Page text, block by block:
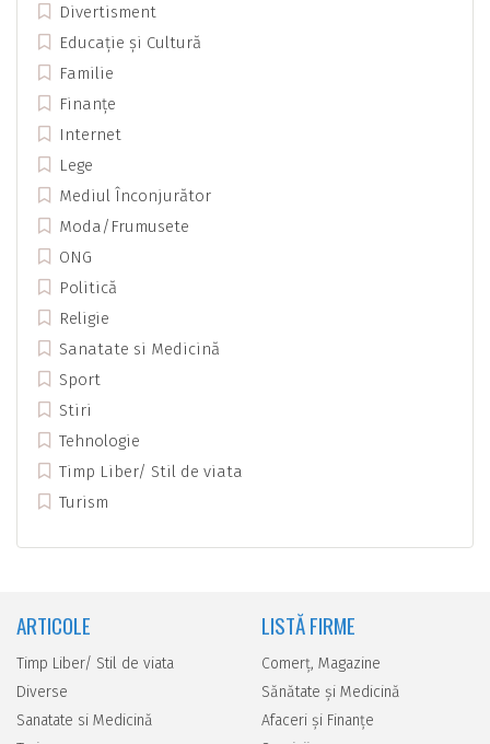
Divertisment
Educație și Cultură
Familie
Finanțe
Internet
Lege
Mediul Înconjurător
Moda/Frumusete
ONG
Politică
Religie
Sanatate si Medicină
Sport
Stiri
Tehnologie
Timp Liber/ Stil de viata
Turism
ARTICOLE
Timp Liber/ Stil de viata
Diverse
Sanatate si Medicină
LISTĂ FIRME
Comerţ, Magazine
Sănătate şi Medicină
Afaceri şi Finanţe